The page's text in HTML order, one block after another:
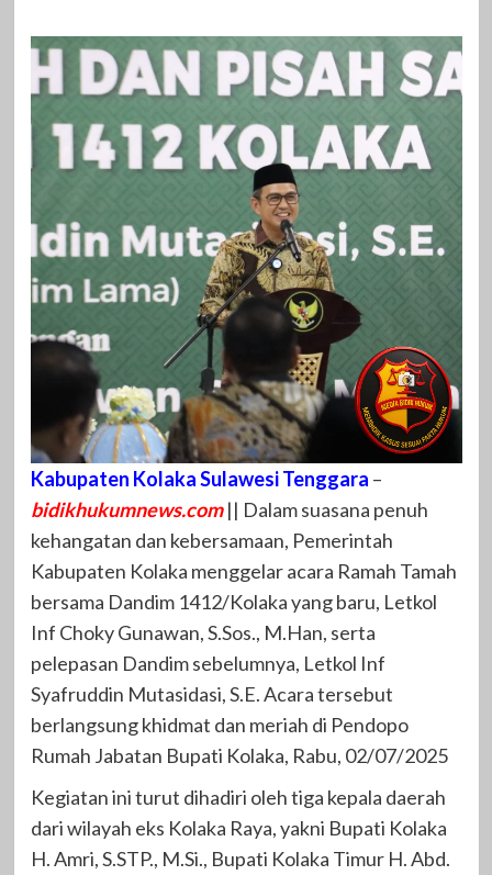
Kabupaten Kolaka Sulawesi Tenggara –
bidikhukumnews.com|| Dalam suasana penuh
kehangatan dan kebersamaan, Pemerintah
Kabupaten Kolaka menggelar acara Ramah Tamah
bersama Dandim 1412/Kolaka yang baru, Letkol
Inf Choky Gunawan, S.Sos., M.Han, serta
pelepasan Dandim sebelumnya, Letkol Inf
Syafruddin Mutasidasi, S.E. Acara tersebut
berlangsung khidmat dan meriah di Pendopo
Rumah Jabatan Bupati Kolaka, Rabu, 02/07/2025
Kegiatan ini turut dihadiri oleh tiga kepala daerah
dari wilayah eks Kolaka Raya, yakni Bupati Kolaka
H. Amri, S.STP., M.Si., Bupati Kolaka Timur H. Abd.